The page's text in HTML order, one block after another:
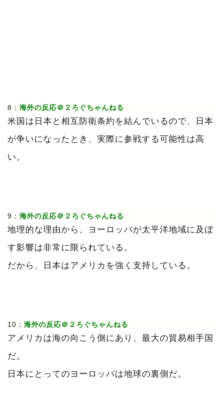
8： 海外の反応＠２ろぐちゃんねる
米国は日本と相互防衛条約を結んでいるので、日本
が争いになったとき、実際に参戦する可能性は高
い。
9： 海外の反応＠２ろぐちゃんねる
地理的な理由から、ヨーロッパが太平洋地域に及ぼ
す影響は非常に限られている。
だから、日本はアメリカを強く支持している。
10： 海外の反応＠２ろぐちゃんねる
アメリカは海の向こう側にあり、最大の貿易相手国
だ。
日本にとってのヨーロッパは地球の裏側だ。